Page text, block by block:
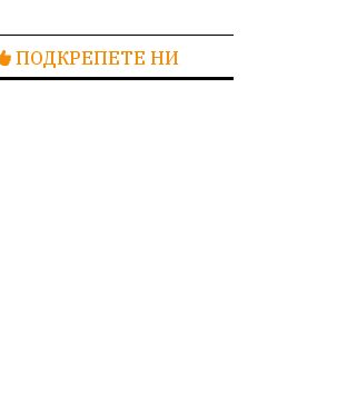
ПОДКРЕПЕТЕ НИ